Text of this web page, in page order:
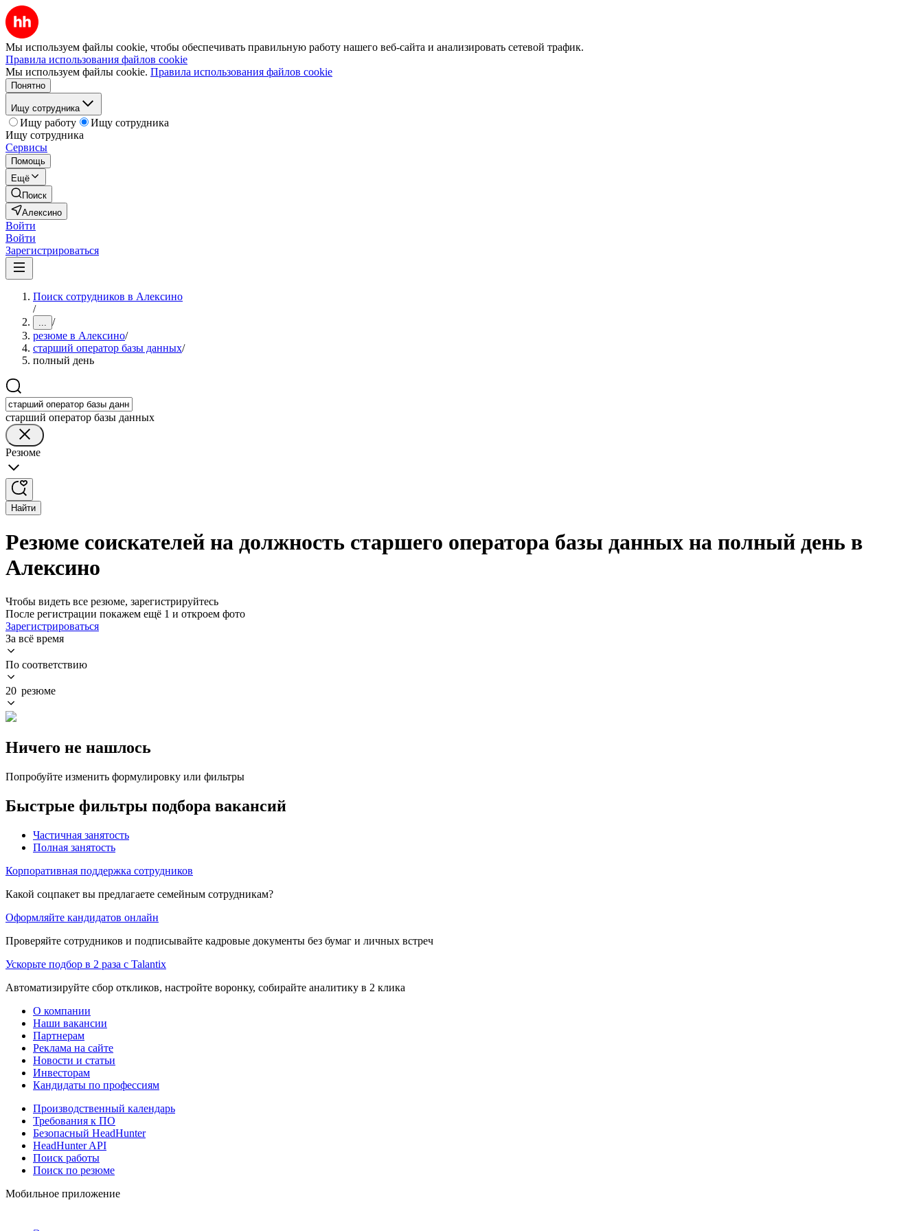
Мы используем файлы cookie, чтобы обеспечивать правильную работу нашего веб-сайта и анализировать сетевой трафик.
Правила использования файлов cookie
Мы используем файлы cookie. Правила использования файлов cookie
Понятно
Ищу сотрудника
Ищу работу
Ищу сотрудника
Ищу сотрудника
Сервисы
Помощь
Ещё
Поиск
Алексино
Войти
Войти
Зарегистрироваться
Поиск сотрудников в Алексино
/
... /
резюме в Алексино/
старший оператор базы данных/
полный день
старший оператор базы данных
Резюме
Найти
Резюме соискателей на должность старшего оператора базы данных на полный день в
Алексино
Чтобы видеть все резюме, зарегистрируйтесь
После регистрации покажем ещё 1 и откроем фото
Зарегистрироваться
За всё время
По соответствию
20 резюме
Ничего не нашлось
Попробуйте изменить формулировку или фильтры
Быстрые фильтры подбора вакансий
Частичная занятость
Полная занятость
Корпоративная поддержка сотрудников
Какой соцпакет вы предлагаете семейным сотрудникам?
Оформляйте кандидатов онлайн
Проверяйте сотрудников и подписывайте кадровые документы без бумаг и личных встреч
Ускорьте подбор в 2 раза с Talantix
Автоматизируйте сбор откликов, настройте воронку, собирайте аналитику в 2 клика
О компании
Наши вакансии
Партнерам
Реклама на сайте
Новости и статьи
Инвесторам
Кандидаты по профессиям
Производственный календарь
Требования к ПО
Безопасный HeadHunter
HeadHunter API
Поиск работы
Поиск по резюме
Мобильное приложение